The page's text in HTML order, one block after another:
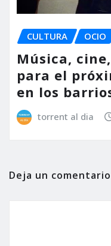
CULTURA OCIO
Música,
para el
en los
torrent al dia
Deja un comentario